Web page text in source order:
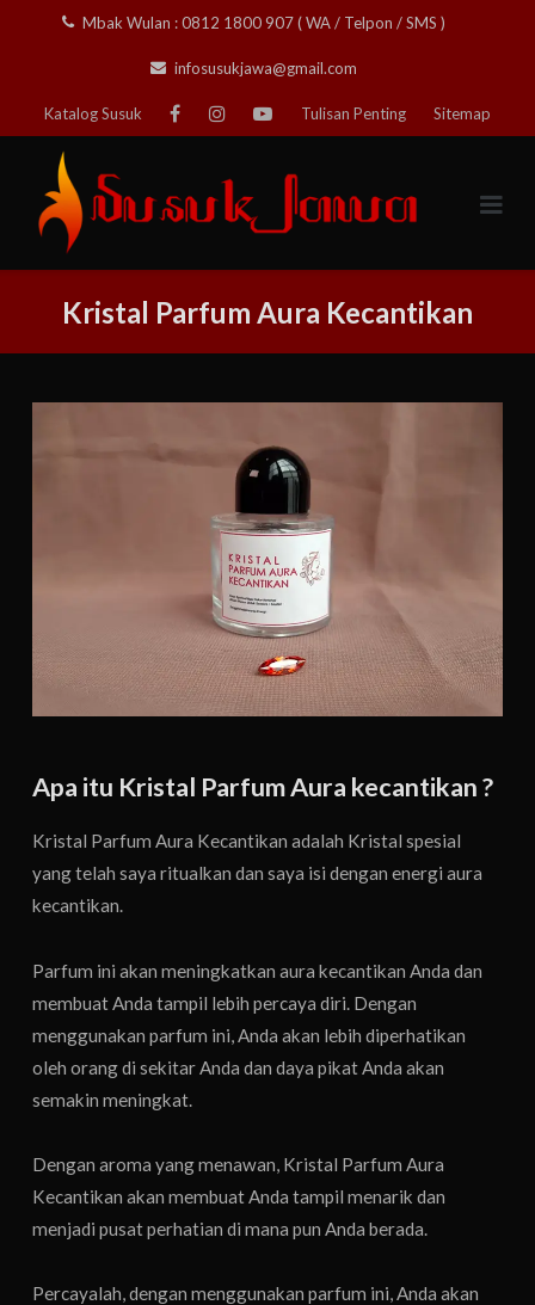
Mbak Wulan : 0812 1800 907 ( WA / Telpon / SMS )
infosusukjawa@gmail.com
Katalog Susuk Tulisan Penting Sitemap
Kristal Parfum Aura Kecantikan
Apa itu Kristal Parfum Aura kecantikan ?
Kristal Parfum Aura Kecantikan adalah Kristal spesial
yang telah saya ritualkan dan saya isi dengan energi aura
kecantikan.
Parfum ini akan meningkatkan aura kecantikan Anda dan
membuat Anda tampil lebih percaya diri. Dengan
menggunakan parfum ini, Anda akan lebih diperhatikan
oleh orang di sekitar Anda dan daya pikat Anda akan
semakin meningkat.
Dengan aroma yang menawan, Kristal Parfum Aura
Kecantikan akan membuat Anda tampil menarik dan
menjadi pusat perhatian di mana pun Anda berada.
Percayalah, dengan menggunakan parfum ini, Anda akan